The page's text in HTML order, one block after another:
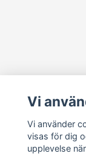
TA DEL UTAV
Vi
Vi använder
visas för dig
upplevelse